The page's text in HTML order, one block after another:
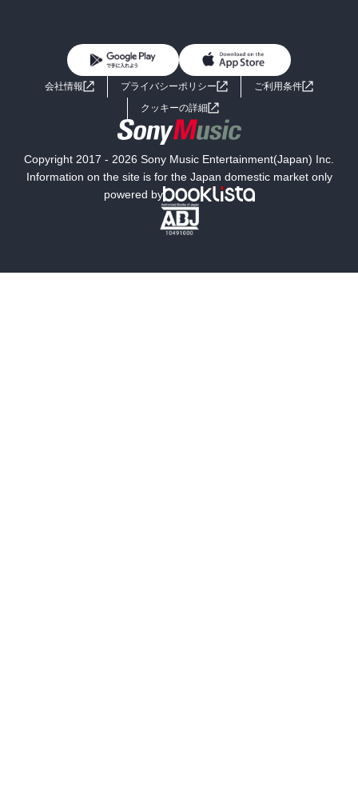
ライトノベル 男子向けラノベ
小説
海外小説
ミステリー SF
文学
よくあるご質問 お問い合わせ
会社情報 プライバシーポリシー
ご利用条件
クッキーの詳細
Copyright 2017 - 2026 Sony Music Entertainment(Japan) Inc.
Information on the site is for the Japan domestic market only
powered by